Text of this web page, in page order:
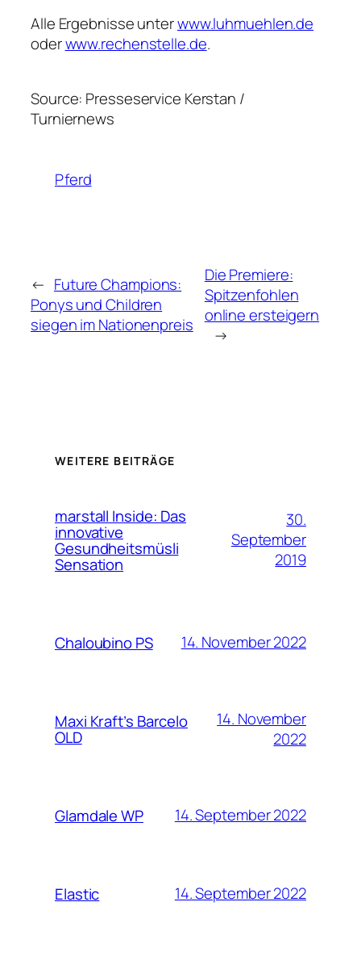
Alle Ergebnisse unterwww.luhmuehlen.de
oderwww.rechenstelle.de.
Source: Presseservice Kerstan /
Turniernews
Pferd
← Future Champions:
Ponys und Children
siegen im Nationenpreis
Die Premiere:
Spitzenfohlen
online ersteigern
→
WEITERE BEITRÄGE
marstall Inside: Das
innovative
Gesundheitsmüsli
Sensation
30.
September
2019
Chaloubino PS 14. November 2022
Maxi Kraft’s Barcelo
OLD
14. November
2022
Glamdale WP 14. September 2022
Elastic 14. September 2022